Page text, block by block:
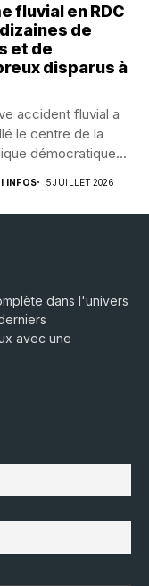
fluvial en RDC
de
et de
disparus à
accident fluvial a
le centre de la
démocratique...
INFOS 5 JUILLET 2026
dans l'univers
avec une